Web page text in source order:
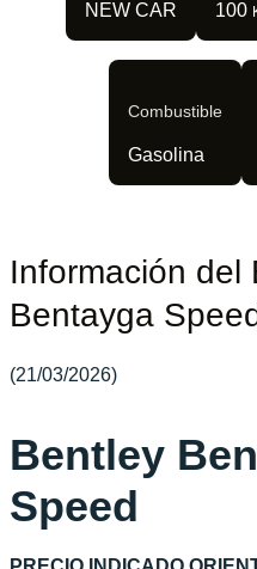
NEW CAR 100
Combustible
Gasolina
Información del
Bentayga
(21/03/2026)
Bentley
Speed